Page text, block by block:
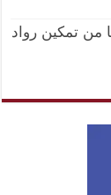
وإيناكتس: 20 عامًا من تمكين رواد